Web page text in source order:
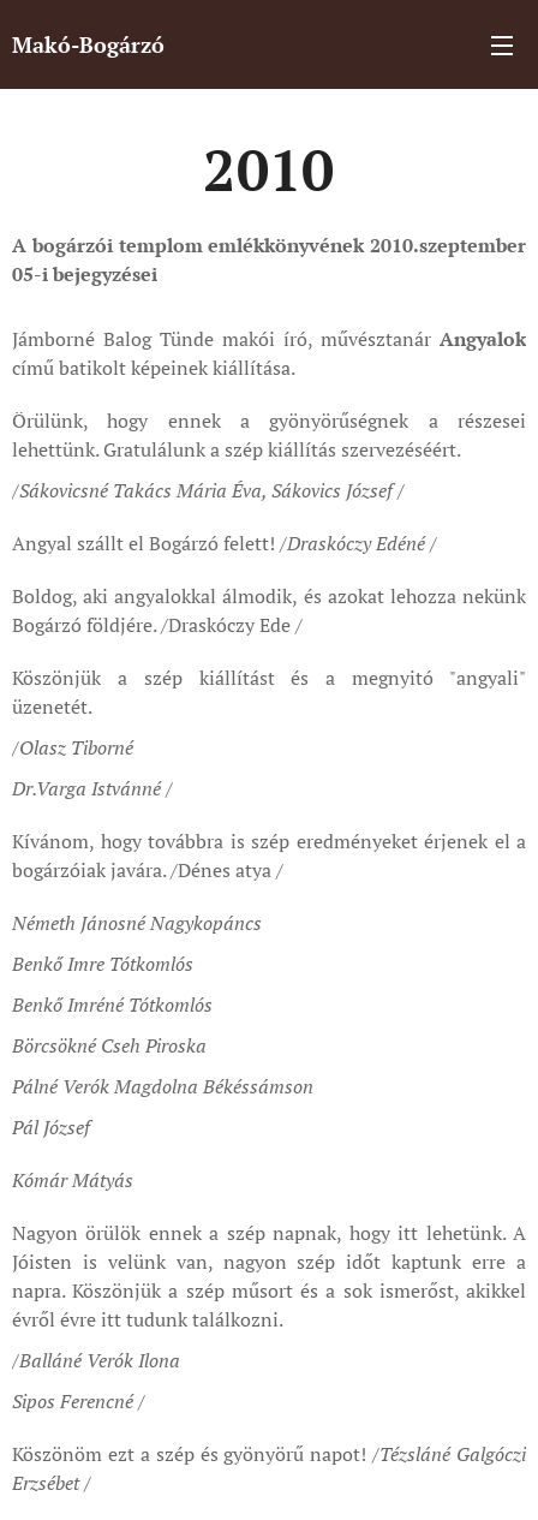
Makó-Bogárzó
2010
A bogárzói templom emlékkönyvének 2010.szeptember
05-i bejegyzései
Jámborné Balog Tünde makói író, művésztanár Angyalok
című batikolt képeinek kiállítása.
Örülünk, hogy ennek a gyönyörűségnek a részesei
lehettünk. Gratulálunk a szép kiállítás szervezéséért.
/Sákovicsné Takács Mária Éva, Sákovics József /
Angyal szállt el Bogárzó felett! /Draskóczy Edéné /
Boldog, aki angyalokkal álmodik, és azokat lehozza nekünk
Bogárzó földjére. /Draskóczy Ede /
Köszönjük a szép kiállítást és a megnyitó "angyali"
üzenetét.
/Olasz Tiborné
Dr.Varga Istvánné /
Kívánom, hogy továbbra is szép eredményeket érjenek el a
bogárzóiak javára. /Dénes atya /
Németh Jánosné Nagykopáncs
Benkő Imre Tótkomlós
Benkő Imréné Tótkomlós
Börcsökné Cseh Piroska
Pálné Verók Magdolna Békéssámson
Pál József
Kómár Mátyás
Nagyon örülök ennek a szép napnak, hogy itt lehetünk. A
Jóisten is velünk van, nagyon szép időt kaptunk erre a
napra. Köszönjük a szép műsort és a sok ismerőst, akikkel
évről évre itt tudunk találkozni.
/Balláné Verók Ilona
Sipos Ferencné /
Köszönöm ezt a szép és gyönyörű napot!/Tézsláné Galgóczi
Erzsébet /